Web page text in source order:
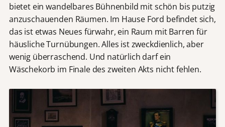
bietet ein wandelbares Bühnenbild mit schön bis putzig
anzuschauenden Räumen. Im Hause Ford befindet sich,
das ist etwas Neues fürwahr, ein Raum mit Barren für
häusliche Turnübungen. Alles ist zweckdienlich, aber
wenig überraschend. Und natürlich darf ein
Wäschekorb im Finale des zweiten Akts nicht fehlen.